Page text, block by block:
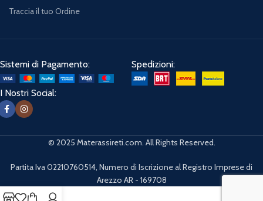
Traccia il tuo Ordine
Sistemi di Pagamento: Spedizioni:
I Nostri Social:
© 2025 Materassireti.com. All Rights Reserved.
Partita Iva 02210760514, Numero di Iscrizione al Registro Imprese di
Arezzo AR - 169708